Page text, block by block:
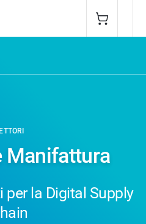
Manifattura
la Digital Supply